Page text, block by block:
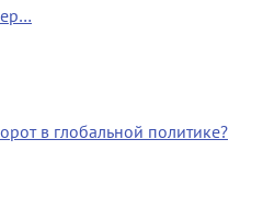
в глобальной политике?